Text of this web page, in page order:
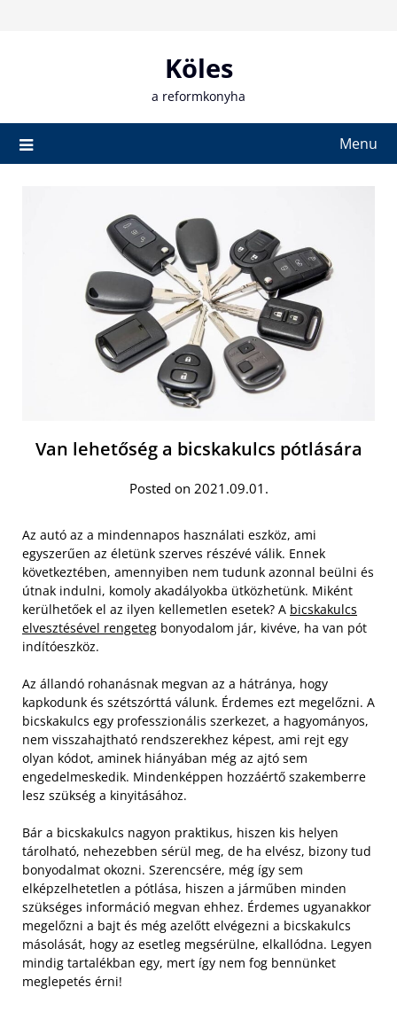
Köles
a reformkonyha
Menu
Van lehetőség a bicskakulcs pótlására
Posted on 2021.09.01.
Az autó az a mindennapos használati eszköz, ami
egyszerűen az életünk szerves részévé válik. Ennek
következtében, amennyiben nem tudunk azonnal beülni és
útnak indulni, komoly akadályokba ütközhetünk. Miként
kerülhetőek el az ilyen kellemetlen esetek? A bicskakulcs
elvesztésével rengeteg bonyodalom jár, kivéve, ha van pót
indítóeszköz.
Az állandó rohanásnak megvan az a hátránya, hogy
kapkodunk és szétszórttá válunk. Érdemes ezt megelőzni. A
bicskakulcs egy professzionális szerkezet, a hagyományos,
nem visszahajtható rendszerekhez képest, ami rejt egy
olyan kódot, aminek hiányában még az ajtó sem
engedelmeskedik. Mindenképpen hozzáértő szakemberre
lesz szükség a kinyitásához.
Bár a bicskakulcs nagyon praktikus, hiszen kis helyen
tárolható, nehezebben sérül meg, de ha elvész, bizony tud
bonyodalmat okozni. Szerencsére, még így sem
elképzelhetetlen a pótlása, hiszen a járműben minden
szükséges információ megvan ehhez. Érdemes ugyanakkor
megelőzni a bajt és még azelőtt elvégezni a bicskakulcs
másolását, hogy az esetleg megsérülne, elkallódna. Legyen
mindig tartalékban egy, mert így nem fog bennünket
meglepetés érni!